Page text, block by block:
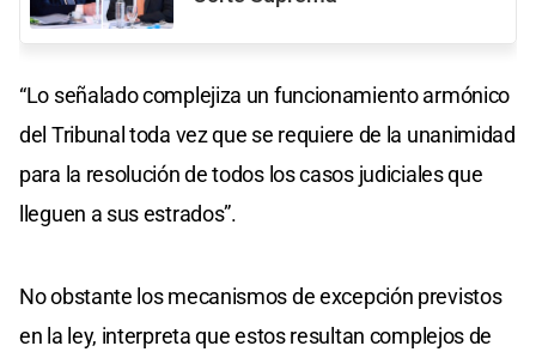
“Lo señalado complejiza un funcionamiento armónico
del Tribunal toda vez que se requiere de la unanimidad
para la resolución de todos los casos judiciales que
lleguen a sus estrados”.
No obstante los mecanismos de excepción previstos
en la ley, interpreta que estos resultan complejos de